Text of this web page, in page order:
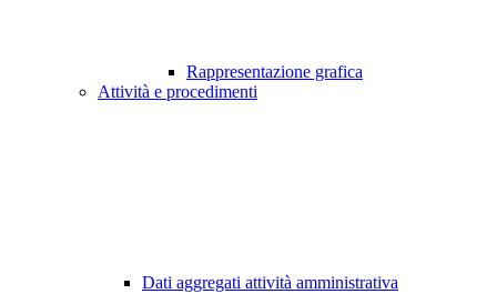
Rappresentazione grafica
Attività e procedimenti
Dati aggregati attività amministrativa